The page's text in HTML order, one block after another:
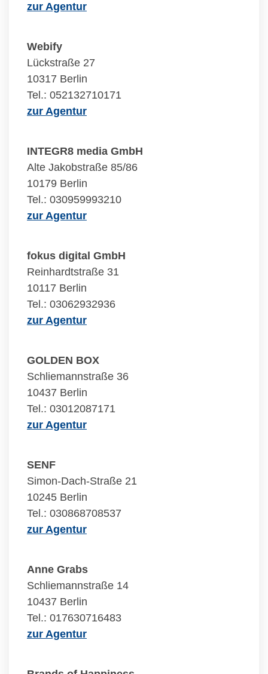
zur Agentur
Webify
Lückstraße 27
10317 Berlin
Tel.: 052132710171
zur Agentur
INTEGR8 media GmbH
Alte Jakobstraße 85/86
10179 Berlin
Tel.: 030959993210
zur Agentur
fokus digital GmbH
Reinhardtstraße 31
10117 Berlin
Tel.: 03062932936
zur Agentur
GOLDEN BOX
Schliemannstraße 36
10437 Berlin
Tel.: 03012087171
zur Agentur
SENF
Simon-Dach-Straße 21
10245 Berlin
Tel.: 030868708537
zur Agentur
Anne Grabs
Schliemannstraße 14
10437 Berlin
Tel.: 017630716483
zur Agentur